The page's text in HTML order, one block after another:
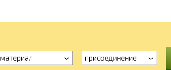
материал присоединение